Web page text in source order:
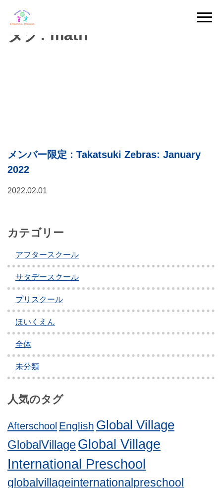
Skip
contentタグ: math
メンバー限定 : Takatsuki Zebras: January
2022
2022.02.01
カテゴリー
アフタースクール
サタデースクール
プリスクール
ほいくえん
全体
未分類
人気のタグ
Afterschool English Global Village
GlobalVillageGlobal Village
International Preschool
globalvillageinternationalpreschool